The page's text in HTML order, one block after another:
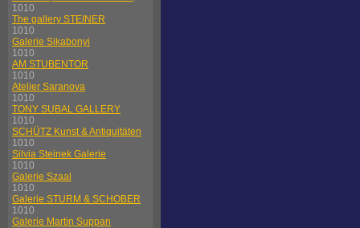
1010
The gallery STEINER
1010
Galerie Sikabonyi
1010
AM STUBENTOR
1010
Atelier Saranova
1010
TONY SUBAL GALLERY
1010
SCHÜTZ Kunst & Antiquitäten
1010
Silvia Steinek Galerie
1010
Galerie Szaal
1010
Galerie STURM & SCHOBER
1010
Galerie Martin Suppan